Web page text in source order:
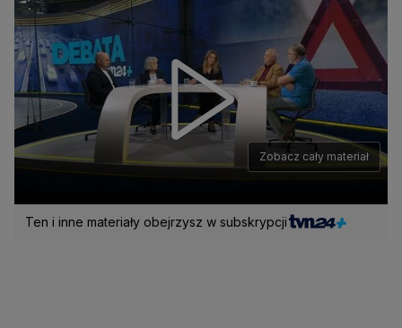
Zobacz cały materiał
Ten i inne materiały obejrzysz w subskrypcji